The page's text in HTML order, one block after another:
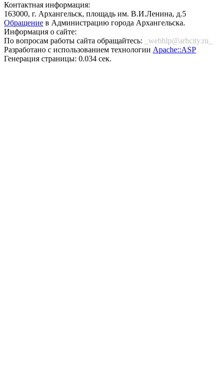
Контактная информация:
163000, г. Архангельск, площадь им. В.И.Ленина, д.5
Обращение в Администрацию города Архангельска.
Информация о сайте:
По вопросам работы сайта обращайтесь:
_webhlp@arhcity.ru_
Разработано с использованием технологии Apache::ASP
Генерация страницы: 0.034 сек.